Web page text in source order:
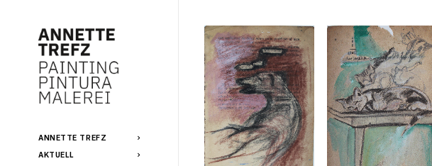
ANNETTE TREFZ
AKTUELL